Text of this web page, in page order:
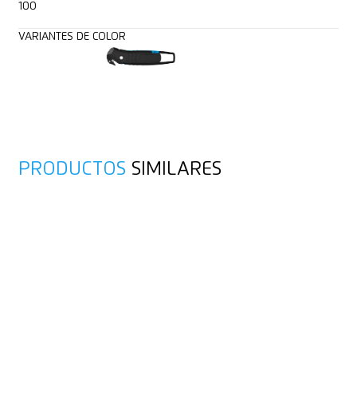
100
VARIANTES DE COLOR
PRODUCTOS SIMILARES